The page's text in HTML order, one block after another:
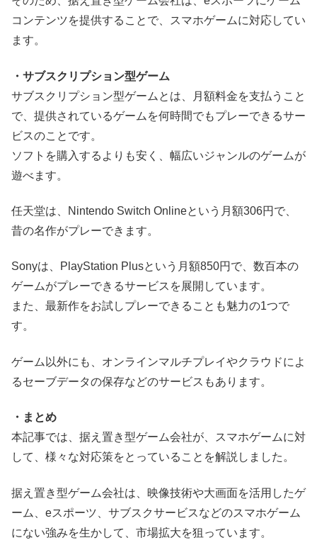
コンテンツを提供することで、スマホゲームに対応してい
ます。
・サブスクリプション型ゲーム
サブスクリプション型ゲームとは、月額料金を支払うこと
で、提供されているゲームを何時間でもプレーできるサー
ビスのことです。
ソフトを購入するよりも安く、幅広いジャンルのゲームが
遊べます。
任天堂は、Nintendo Switch Onlineという月額306円で、
昔の名作がプレーできます。
Sonyは、PlayStation Plusという月額850円で、数百本の
ゲームがプレーできるサービスを展開しています。
また、最新作をお試しプレーできることも魅力の1つで
す。
ゲーム以外にも、オンラインマルチプレイやクラウドによ
るセーブデータの保存などのサービスもあります。
・まとめ
本記事では、据え置き型ゲーム会社が、スマホゲームに対
して、様々な対応策をとっていることを解説しました。
据え置き型ゲーム会社は、映像技術や大画面を活用したゲ
ーム、eスポーツ、サブスクサービスなどのスマホゲーム
にない強みを生かして、市場拡大を狙っています。